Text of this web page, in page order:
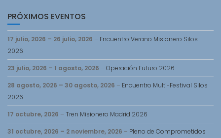
PRÓXIMOS EVENTOS
17 julio, 2026 – 26 julio, 2026 – Encuentro Verano Misionero Silos
2026
23 julio, 2026 – 1 agosto, 2026 – Operación Futuro 2026
28 agosto, 2026 – 30 agosto, 2026 – Encuentro Multi-Festival Silos
2026
17 octubre, 2026 – Tren Misionero Madrid 2026
31 octubre, 2026 – 2 noviembre, 2026 – Pleno de Comprometidos